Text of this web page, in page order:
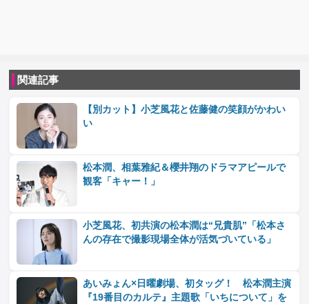
関連記事
【別カット】小芝風花と佐藤健の笑顔がかわい
い
松本潤、相葉雅紀＆櫻井翔のドラマアピールで
観客「キャー！」
小芝風花、初共演の松本潤は“兄貴肌”「松本さ
んの存在で撮影現場全体が活気づいている」
あいみょん×日曜劇場、初タッグ！ 松本潤主演
『19番目のカルテ』主題歌「いちについて」を